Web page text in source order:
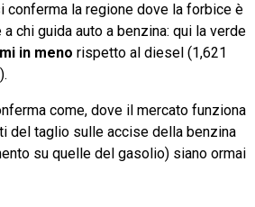
conferma la regione dove la forbice è
chi guida auto a benzina: qui la verde
in meno rispetto al diesel (1,621
come, dove il mercato funziona
del taglio sulle accise della benzina
su quelle del gasolio) siano ormai